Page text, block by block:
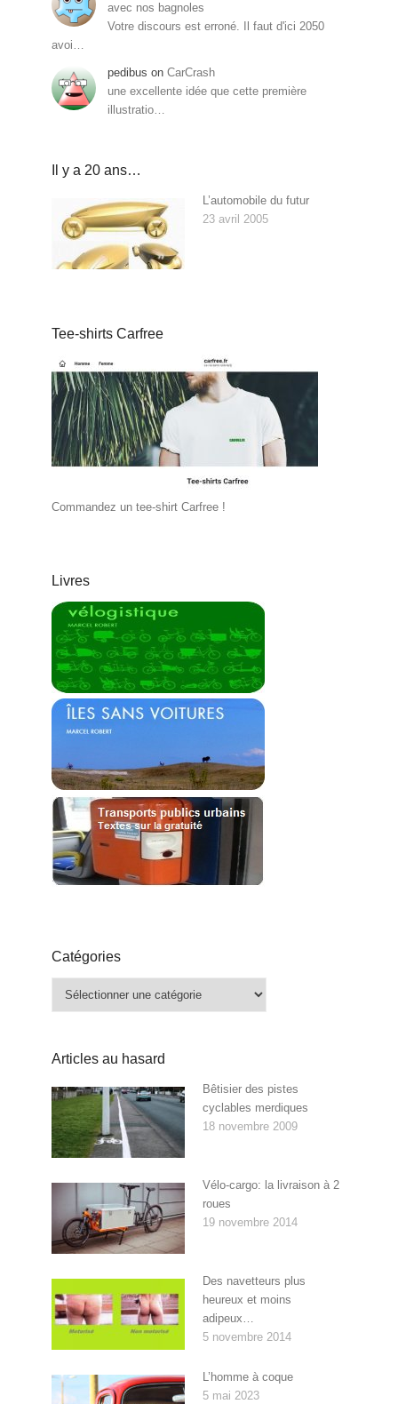
avec nos bagnoles
Votre discours est erroné. Il faut d'ici 2050
avoi…
pedibus on CarCrash
une excellente idée que cette première
illustratio…
Il y a 20 ans…
L’automobile du futur
23 avril 2005
Tee-shirts Carfree
Commandez un tee-shirt Carfree !
Livres
Catégories
Catégories
Articles au hasard
Bêtisier des pistes
cyclables merdiques
18 novembre 2009
Vélo-cargo: la livraison à 2
roues
19 novembre 2014
Des navetteurs plus
heureux et moins
adipeux…
5 novembre 2014
L’homme à coque
5 mai 2023